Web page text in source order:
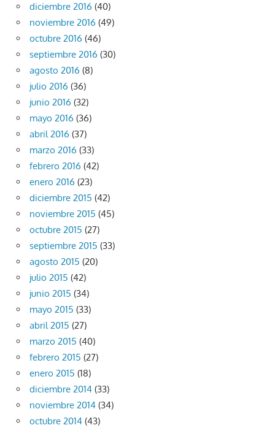
diciembre 2016 (40)
noviembre 2016 (49)
octubre 2016 (46)
septiembre 2016 (30)
agosto 2016 (8)
julio 2016 (36)
junio 2016 (32)
mayo 2016 (36)
abril 2016 (37)
marzo 2016 (33)
febrero 2016 (42)
enero 2016 (23)
diciembre 2015 (42)
noviembre 2015 (45)
octubre 2015 (27)
septiembre 2015 (33)
agosto 2015 (20)
julio 2015 (42)
junio 2015 (34)
mayo 2015 (33)
abril 2015 (27)
marzo 2015 (40)
febrero 2015 (27)
enero 2015 (18)
diciembre 2014 (33)
noviembre 2014 (34)
octubre 2014 (43)